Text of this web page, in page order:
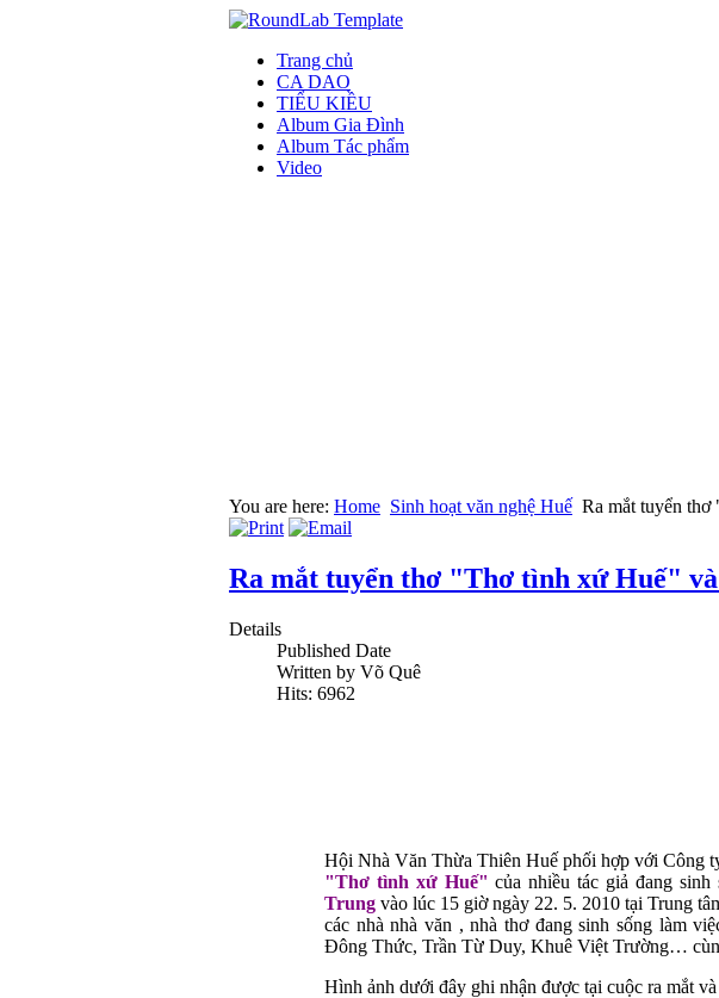
Trang chủ
CA DAO
TIỂU KIỀU
Album Gia Đình
Album Tác phẩm
Video
You are here: Home Sinh hoạt văn nghệ Huế Ra mắt tuyển
Ra mắt tuyển thơ "Thơ tình xứ Huế"
Details
Published Date
Written by Võ Quê
Hits: 6962
Hội Nhà Văn Thừa Thiên Huế phối hợp với Công
"Thơ tình xứ Huế" của nhiều tác giả đang
Trung vào lúc 15 giờ ngày 22. 5. 2010 tại Trung
các nhà nhà văn , nhà thơ đang sinh sống làm
Đông Thức, Trần Từ Duy, Khuê Việt Trường…
Hình ảnh dưới đây ghi nhận được tại cuộc ra mắt và